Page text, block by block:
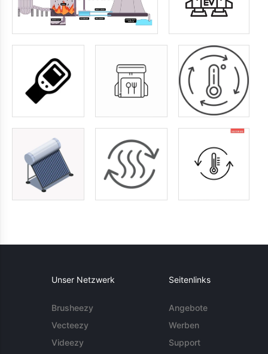
Unser Netzwerk
Brusheezy
Vecteezy
Videezy
Seitenlinks
Angebote
Werben
Support